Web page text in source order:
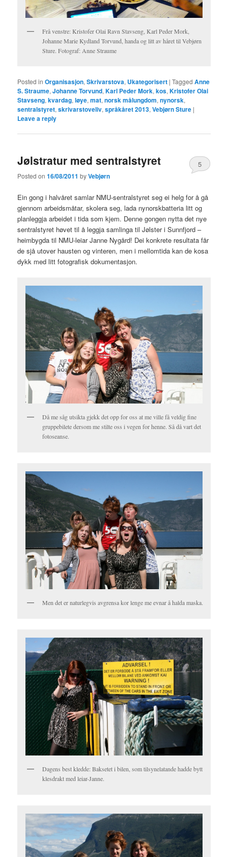
Frå venstre: Kristofer Olai Ravn Stavseng, Karl Peder Mork,
Johanne Marie Kydland Torvund, handa og litt av håret til Vebjørn
Sture. Fotograf: Anne Straume
Posted in Organisasjon,Skrivarstova, Ukategorisert |Tagged Anne
S. Straume,Johanne Torvund,Karl Peder Mork,kos,Kristofer Olai
Stavseng,kvardag,løye,mat,norsk målungdom,nynorsk,
sentralstyret,skrivarstoveliv,språkåret 2013,Vebjørn Sture |
Leave a reply
Jølstratur med sentralstyret
Posted on16/08/2011 byVebjørn
5
Ein gong i halvåret samlar NMU-sentralstyret seg ei helg for å gå
gjennom arbeidsmåtar, skolera seg, lada nynorskbatteria litt og
planleggja arbeidet i tida som kjem. Denne gongen nytta det nye
sentralstyret høvet til å leggja samlinga til Jølster i Sunnfjord –
heimbygda til NMU-leiar Janne Nygård! Dei konkrete resultata får
de sjå utover hausten og vinteren, men i mellomtida kan de kosa
dykk med litt fotografisk dokumentasjon.
Då me såg utsikta gjekk det opp for oss at me ville få veldig fine
gruppebilete dersom me stilte oss i vegen for henne. Så då vart det
fotoseanse.
Men det er naturlegvis avgrensa kor lenge me evnar å halda maska.
Dagens best kledde: Baksetet i bilen, som tilsynelatande hadde bytt
klesdrakt med leiar-Janne.